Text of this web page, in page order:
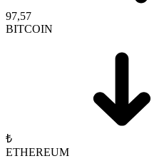
97,57
BITCOIN
₺
ETHEREUM